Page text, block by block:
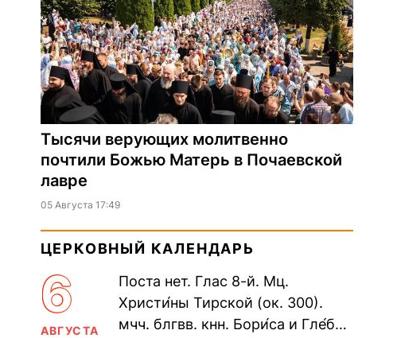
Тысячи верующих молитвенно
почтили Божью Матерь в Почаевской
лавре
05 Августа 17:49
ЦЕРКОВНЫЙ КАЛЕНДАРЬ
6
АВГУСТА
Поста нет. Глас 8-й. Мц.
Христи́ны Тирской (ок. 300).
мчч. блгвв. кнн. Бори́са и Гле́ба,